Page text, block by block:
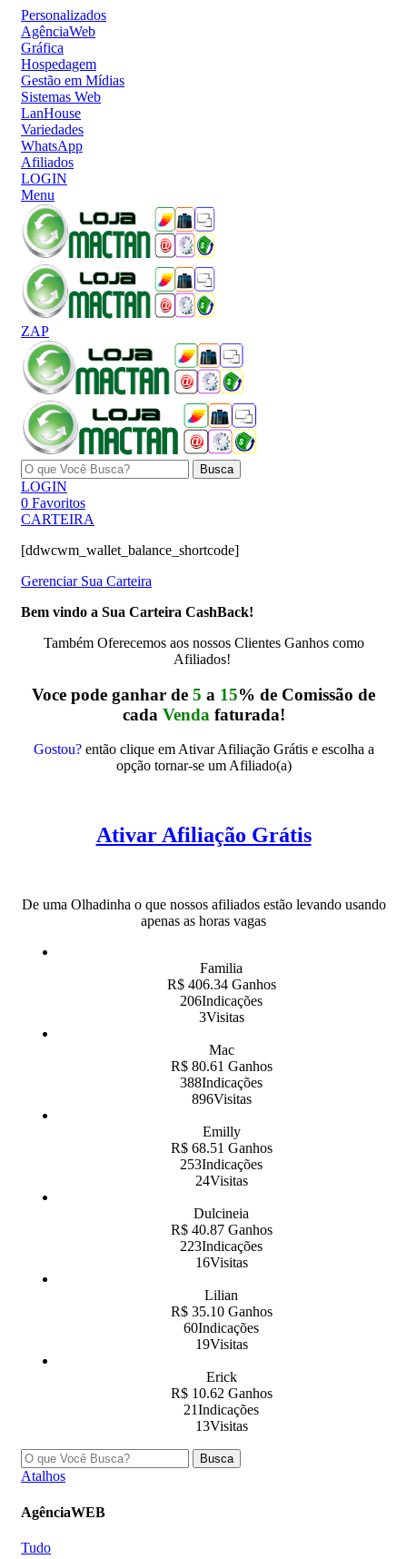
Personalizados
AgênciaWeb
Gráfica
Hospedagem
Gestão em Mídias
Sistemas Web
LanHouse
Variedades
WhatsApp
Afiliados
LOGIN
Menu
ZAP
Busca
LOGIN
0 Favoritos
CARTEIRA
[ddwcwm_wallet_balance_shortcode]
Gerenciar Sua Carteira
Bem vindo a Sua Carteira CashBack!
Também Oferecemos aos nossos Clientes Ganhos como
Afiliados!
Voce pode ganhar de 5 a 15% de Comissão de
cada Venda faturada!
Gostou?então clique em Ativar Afiliação Grátis e escolha a
opção tornar-se um Afiliado(a)
Ativar Afiliação Grátis
De uma Olhadinha o que nossos afiliados estão levando usando
apenas as horas vagas
Familia
R$ 406.34 Ganhos
206Indicações
3Visitas
Mac
R$ 80.61 Ganhos
388Indicações
896Visitas
Emilly
R$ 68.51 Ganhos
253Indicações
24Visitas
Dulcineia
R$ 40.87 Ganhos
223Indicações
16Visitas
Lilian
R$ 35.10 Ganhos
60Indicações
19Visitas
Erick
R$ 10.62 Ganhos
21Indicações
13Visitas
Busca
Atalhos
AgênciaWEB
Tudo